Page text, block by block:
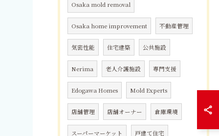
Osaka mold removal
Osaka home improvement 不動産管理
気密性能 住宅建築 公共施設
Nerima 老人介護施設 専門支援
Edogawa Homes Mold Experts
店舗管理 店舗オーナー 倉庫環境
スーパーマーケット 戸建て住宅